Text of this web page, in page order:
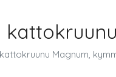
Magnum,